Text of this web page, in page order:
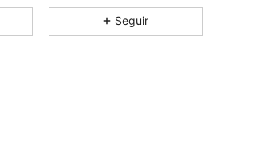
127 123K
Seguir